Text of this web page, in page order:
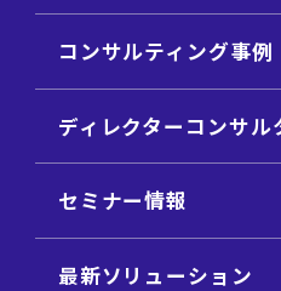
コンサルティング事例
ディレクターコンサル
セミナー情報
最新ソリューション